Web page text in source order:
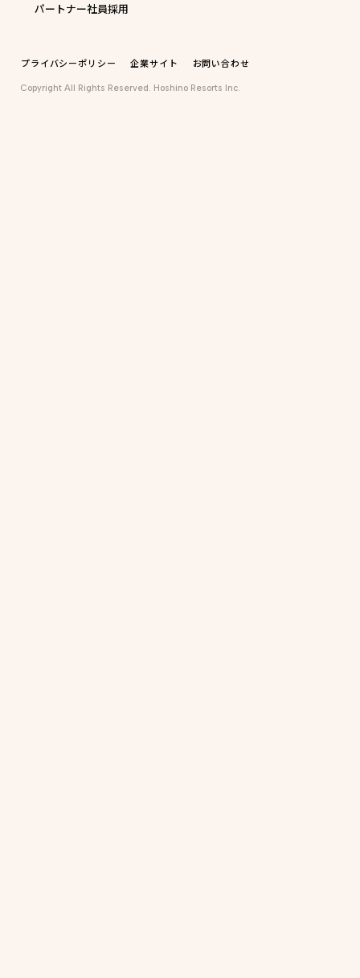
パートナー社員採用
プライバシーポリシー 企業サイト お問い合わせ
Copyright All Rights Reserved. Hoshino Resorts Inc.